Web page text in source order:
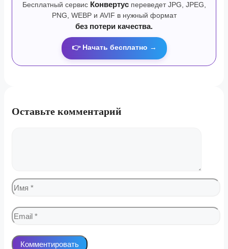
Бесплатный сервис Конвертуспереведет JPG, JPEG,
PNG, WEBP и AVIF в нужный формат
без потери качества.
👉 Начать бесплатно →
Оставьте комментарий
Имя
Email